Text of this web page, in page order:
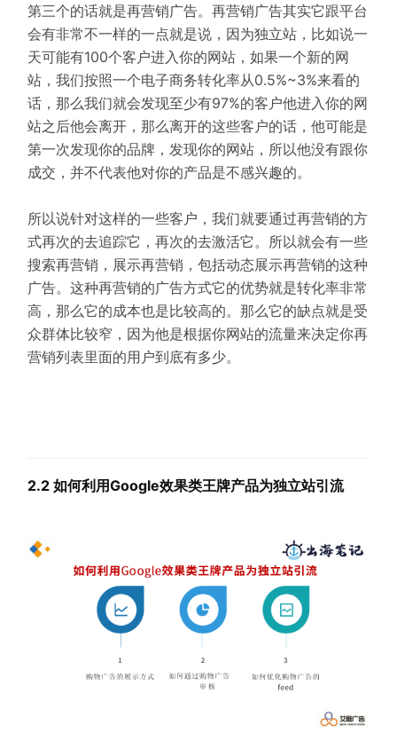
第三个的话就是再营销广告。再营销广告其实它跟平台
会有非常不一样的一点就是说，因为独立站，比如说一
天可能有100个客户进入你的网站，如果一个新的网
站，我们按照一个电子商务转化率从0.5%~3%来看的
话，那么我们就会发现至少有97%的客户他进入你的网
站之后他会离开，那么离开的这些客户的话，他可能是
第一次发现你的品牌，发现你的网站，所以他没有跟你
成交，并不代表他对你的产品是不感兴趣的。
所以说针对这样的一些客户，我们就要通过再营销的方
式再次的去追踪它，再次的去激活它。所以就会有一些
搜索再营销，展示再营销，包括动态展示再营销的这种
广告。这种再营销的广告方式它的优势就是转化率非常
高，那么它的成本也是比较高的。那么它的缺点就是受
众群体比较窄，因为他是根据你网站的流量来决定你再
营销列表里面的用户到底有多少。
2.2 如何利用Google效果类王牌产品为独立站引流